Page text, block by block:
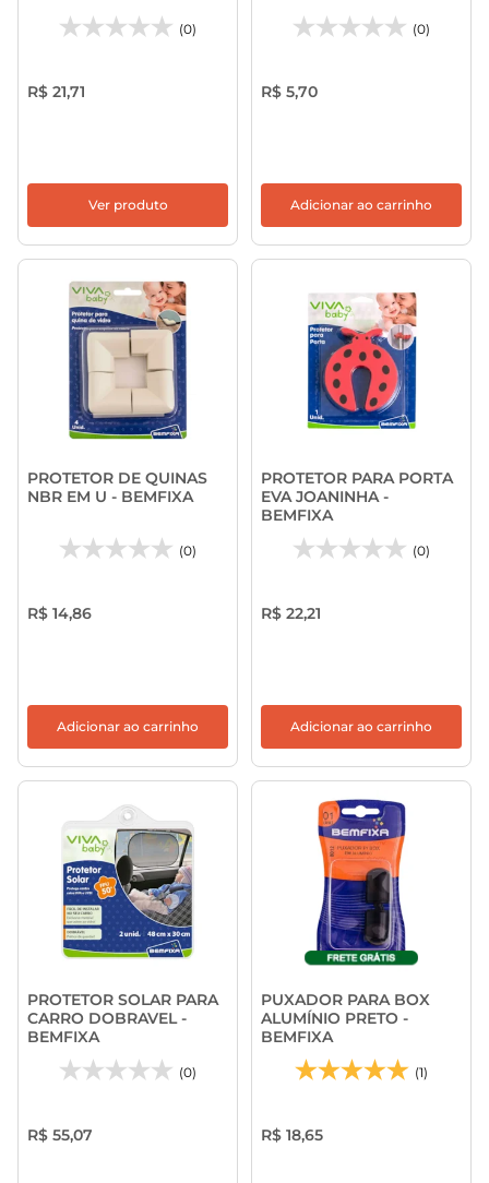
(0)
R$ 21,71
Ver produto
BEMFIXA
(0)
R$ 5,70
Adicionar ao carrinho
PROTETOR DE QUINAS
NBR EM U - BEMFIXA
(0)
R$ 14,86
Adicionar ao carrinho
PROTETOR PARA PORTA
EVA JOANINHA -
BEMFIXA
(0)
R$ 22,21
Adicionar ao carrinho
PROTETOR SOLAR PARA
CARRO DOBRAVEL -
BEMFIXA
(0)
R$ 55,07
PUXADOR PARA BOX
ALUMÍNIO PRETO -
BEMFIXA
(1)
R$ 18,65